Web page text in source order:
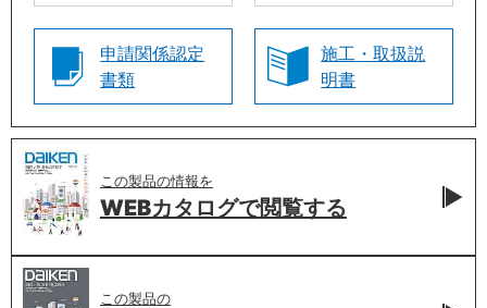
申請関係認定
書類
施工・取扱説
明書
この製品の情報を
WEBカタログで閲覧する
この製品の